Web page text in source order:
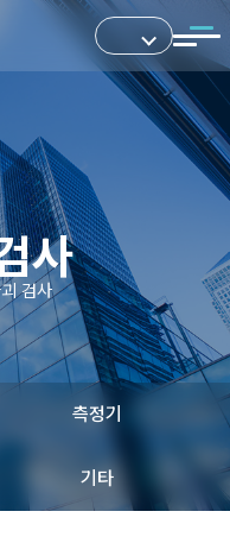
사
검사
측정기
기타